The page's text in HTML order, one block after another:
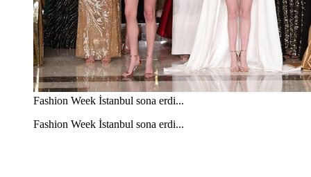
Fashion Week İstanbul sona erdi...
Fashion Week İstanbul sona erdi...